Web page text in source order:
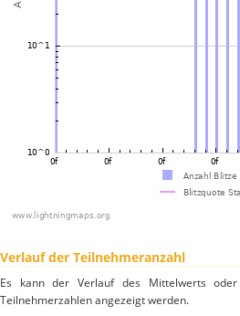
Verlauf der Teilnehmeranzahl
Es kann der Verlauf des Mittelwerts
Teilnehmerzahlen angezeigt werden.